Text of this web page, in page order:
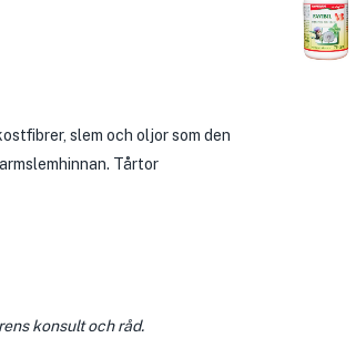
slem och oljor som den
Tårtor
konsult och råd.